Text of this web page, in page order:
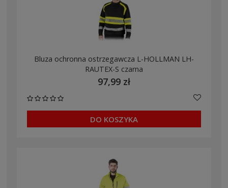
Bluza ochronna ostrzegawcza L-HOLLMAN LH-
RAUTEX-S czarna
97,99 zł
DO KOSZYKA